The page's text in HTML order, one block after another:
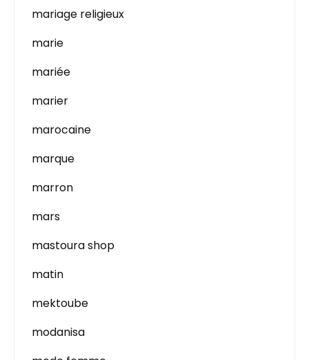
mariage religieux
marie
mariée
marier
marocaine
marque
marron
mars
mastoura shop
matin
mektoube
modanisa